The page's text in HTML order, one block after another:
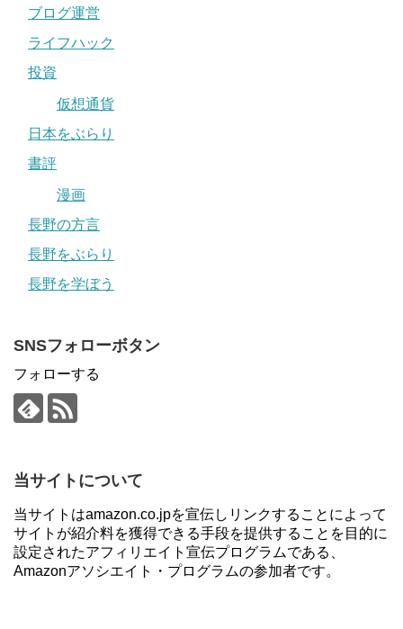
ブログ運営
ライフハック
投資
仮想通貨
日本をぶらり
書評
漫画
長野の方言
長野をぶらり
長野を学ぼう
SNSフォローボタン
フォローする
当サイトについて
当サイトはamazon.co.jpを宣伝しリンクすることによって
サイトが紹介料を獲得できる手段を提供することを目的に
設定されたアフィリエイト宣伝プログラムである、
Amazonアソシエイト・プログラムの参加者です。